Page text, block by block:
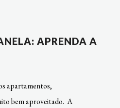
APRENDA A
apartamentos,
bem aproveitado. A